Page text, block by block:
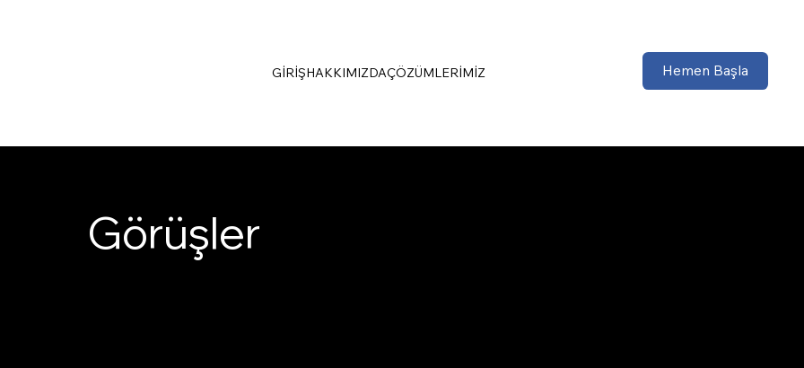
GİRİŞHAKKIMIZDAÇÖZÜMLERİMİZ Hemen Başla
Görüşler